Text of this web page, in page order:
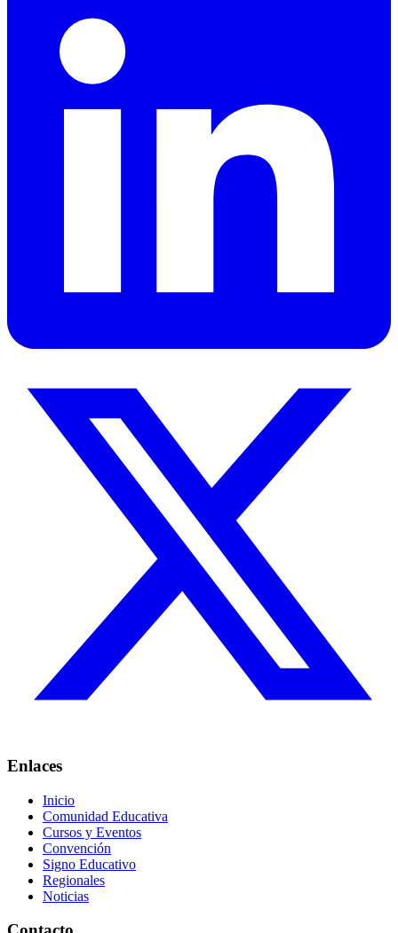
Enlaces
Inicio
Comunidad Educativa
Cursos y Eventos
Convención
Signo Educativo
Regionales
Noticias